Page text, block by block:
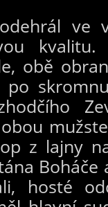
ve
obě
z lajny
hosté